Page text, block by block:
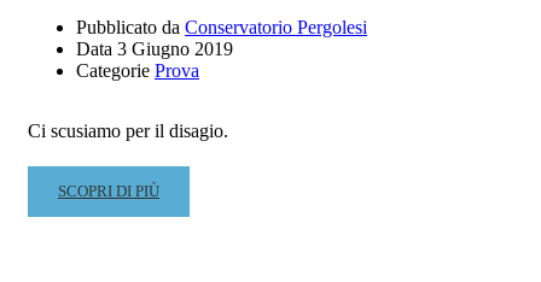
GIUGNO
2019
Pubblicato da Conservatorio Pergolesi
Data 3 Giugno 2019
Categorie Prova
Ci scusiamo per il disagio.
READ
MORE
SCOPRI DI PIÙ